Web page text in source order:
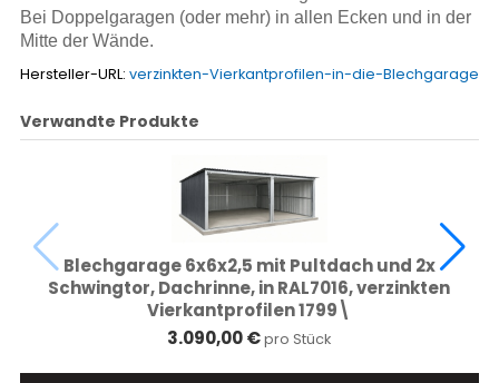
Bei Doppelgaragen (oder mehr) in allen Ecken und in der
Mitte der Wände.
Hersteller-URL: verzinkten-Vierkantprofilen-in-die-Blechgarage
Verwandte Produkte
Blechgarage 6x6x2,5 mit Pultdach und 2x
Schwingtor, Dachrinne, in RAL7016, verzinkten
Vierkantprofilen 1799\
3.090,00 € pro Stück